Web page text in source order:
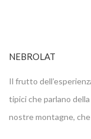
NEBROLAT
Il frutto
tipici che parlano
nostre montagne,